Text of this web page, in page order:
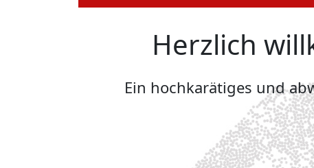
Herzlich
Ein hochkarätiges und